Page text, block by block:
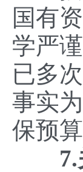
国有
学严
已多
事实
保预
7.关